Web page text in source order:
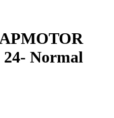
24- Normal